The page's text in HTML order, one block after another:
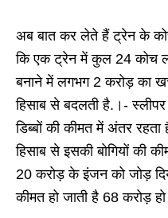
अब बात कर लेते हैं ट्रेन के
कि एक ट्रेन में कुल 24 कोच
बनाने में लगभग 2 करोड़ का
हिसाब से बदलती है.।-
डिब्बों की कीमत में अंतर
हिसाब से इसकी बोगियों की
20 करोड़ के इंजन को जोड़
कीमत हो जाती है 68 करोड़